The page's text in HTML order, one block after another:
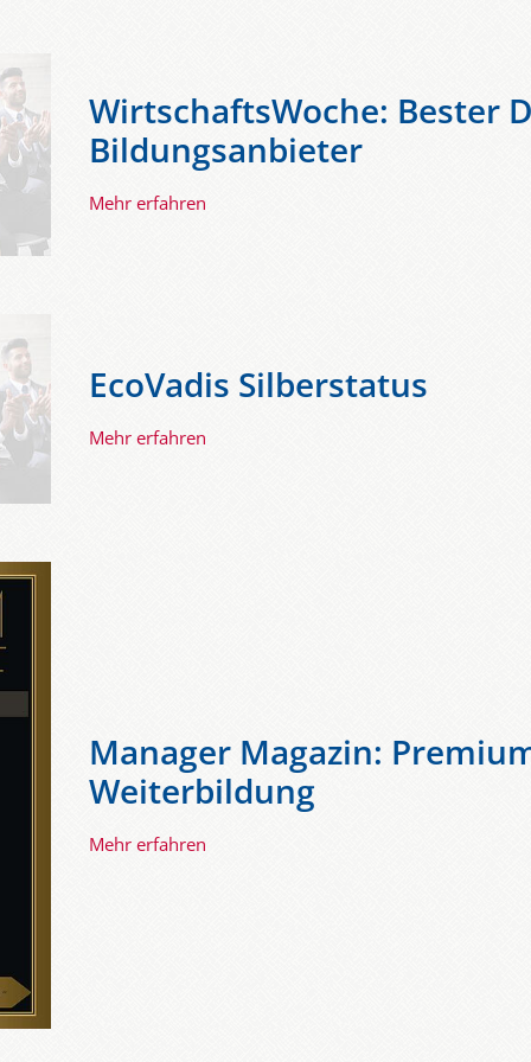
WirtschaftsWoche: Bester
Bildungsanbieter
Mehr erfahren
EcoVadis Silberstatus
Mehr erfahren
Manager Magazin:
Weiterbildung
Mehr erfahren